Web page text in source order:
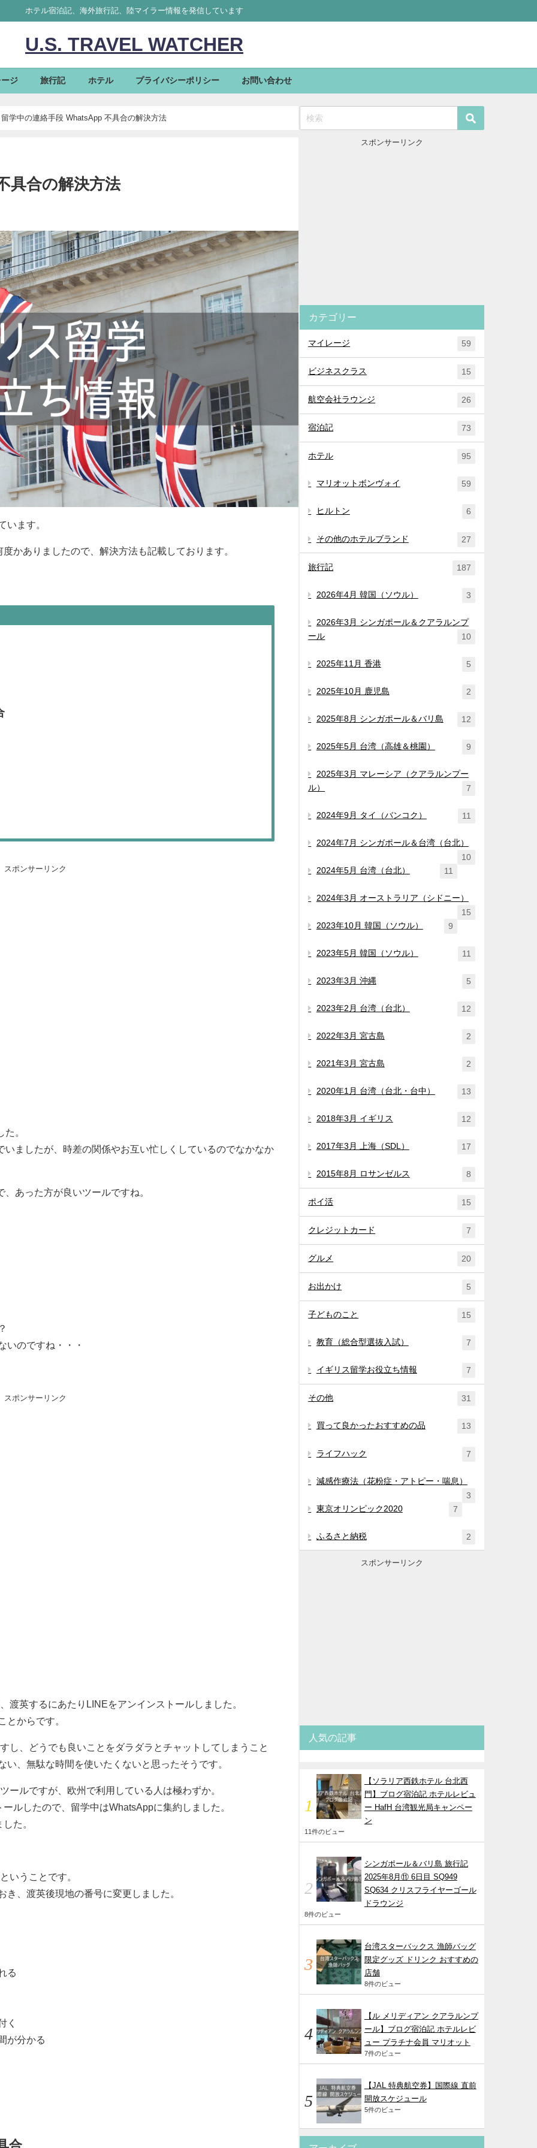
ホテル宿泊記、海外旅行記、陸マイラー情報を発信しています
U.S. TRAVEL WATCHER
ジ 旅行記 ホテル プライバシーポリシー お問い合わせ
留学中の連絡手段 WhatsApp 不具合の解決方法
具合の解決方法
います。
かありましたので、解決方法も記載しております。
スポンサーリンク
。
ましたが、時差の関係やお互い忙しくしているのでなかなか
あった方が良いツールですね。
いのですね・・・
スポンサーリンク
渡英するにあたりLINEをアンインストールしました。
とからです。
し、どうでも良いことをダラダラとチャットしてしまうこと
、無駄な時間を使いたくないと思ったそうです。
ールですが、欧州で利用している人は極わずか。
ルしたので、留学中はWhatsAppに集約しました。
た。
いうことです。
、渡英後現地の番号に変更しました。
る
く
が分かる
スポンサーリンク
カテゴリー
マイレージ 59
ビジネスクラス 15
航空会社ラウンジ 26
宿泊記 73
ホテル 95
マリオットボンヴォイ 59
ヒルトン 6
その他のホテルブランド 27
旅行記 187
2026年4月 韓国（ソウル） 3
2026年3月 シンガポール＆クアラルンプ
ール
10
2025年11月 香港 5
2025年10月 鹿児島 2
2025年8月 シンガポール＆バリ島 12
2025年5月 台湾（高雄＆桃園） 9
2025年3月 マレーシア（クアラルンプー
ル）
7
2024年9月 タイ（バンコク） 11
2024年7月 シンガポール＆台湾（台北）
10
2024年5月 台湾（台北）
11
2024年3月 オーストラリア（シドニー）
15
2023年10月 韓国（ソウル）
9
2023年5月 韓国（ソウル） 11
2023年3月 沖縄 5
2023年2月 台湾（台北） 12
2022年3月 宮古島 2
2021年3月 宮古島 2
2020年1月 台湾（台北・台中） 13
2018年3月 イギリス 12
2017年3月 上海（SDL） 17
2015年8月 ロサンゼルス 8
ポイ活 15
クレジットカード 7
グルメ 20
お出かけ 5
子どものこと 15
教育（総合型選抜入試） 7
イギリス留学お役立ち情報 7
その他 31
買って良かったおすすめの品 13
ライフハック 7
減感作療法（花粉症・アトピー・喘息）
3
東京オリンピック2020
7
ふるさと納税 2
スポンサーリンク
人気の記事
【ソラリア西鉄ホテル 台北西
門】ブログ宿泊記 ホテルレビュ
ー HafH 台湾観光局キャンペー
ン
11件のビュー
シンガポール＆バリ島 旅行記
2025年8月⑪ 6日目 SQ949
SQ634 クリスフライヤーゴール
ドラウンジ
8件のビュー
台湾スターバックス 漁師バッグ
限定グッズ ドリンク おすすめの
店舗
8件のビュー
【ル メリディアン クアラルンプ
ール】ブログ宿泊記 ホテルレビ
ュー プラチナ会員 マリオット
7件のビュー
【JAL 特典航空券】国際線 直前
開放スケジュール
5件のビュー